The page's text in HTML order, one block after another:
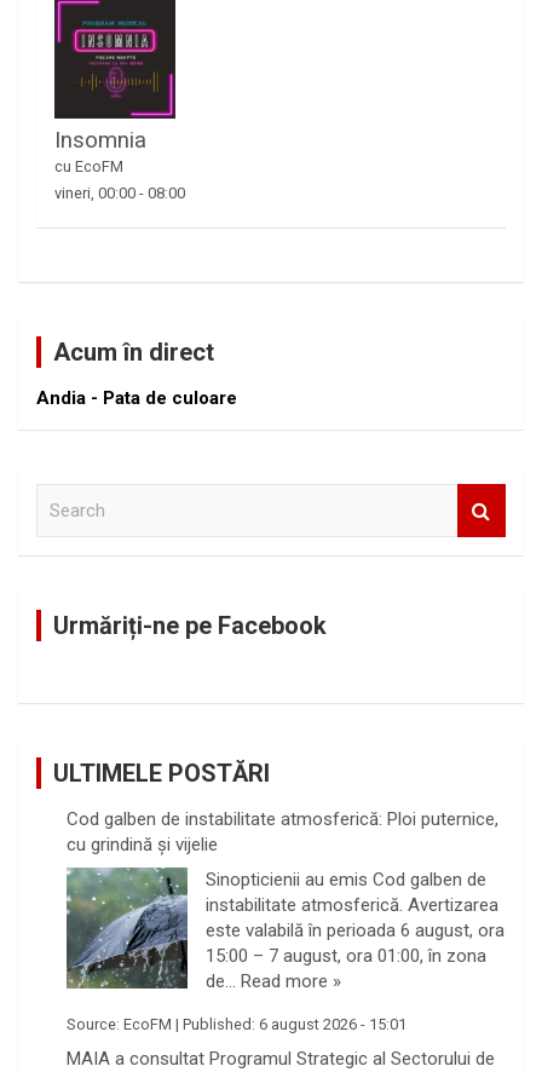
Insomnia
cu EcoFM
vineri, 00:00 - 08:00
Acum în direct
Andia - Pata de culoare
Urmăriți-ne pe Facebook
ULTIMELE POSTĂRI
Cod galben de instabilitate atmosferică: Ploi puternice,
cu grindină și vijelie
Sinopticienii au emis Cod galben de
instabilitate atmosferică. Avertizarea
este valabilă în perioada 6 august, ora
15:00 – 7 august, ora 01:00, în zona
de… Read more »
Source: EcoFM | Published: 6 august 2026 - 15:01
MAIA a consultat Programul Strategic al Sectorului de